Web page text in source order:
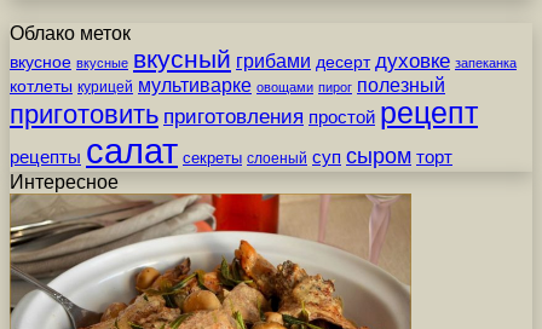
Облако меток
вкусное вкусные вкусный грибами десерт духовке запеканка
котлеты курицей мультиварке овощами пирог полезный
приготовить приготовления простой рецепт
рецепты салат секреты слоеный суп сыром торт
Интересное